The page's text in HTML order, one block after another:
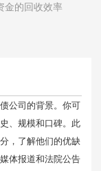
金的回收效率
公司的背景。你可
、规模和口碑。此
，了解他们的优缺
体报道和法院公告